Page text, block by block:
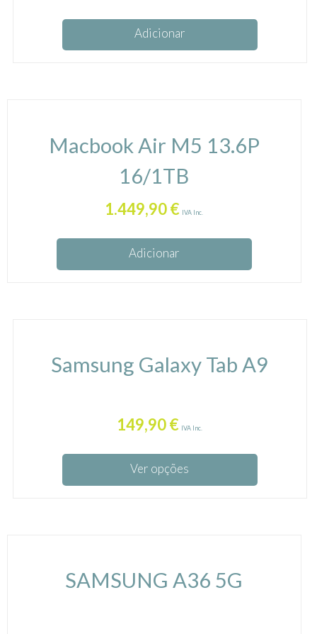
Adicionar
Macbook Air M5 13.6P
16/1TB
1.449,90€ IVA Inc.
Adicionar
Samsung Galaxy Tab A9
149,90€ IVA Inc.
Ver opções
SAMSUNG A36 5G